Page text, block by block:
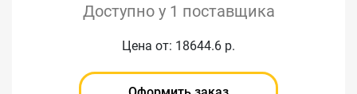
Доступно у 1 поставщика
Цена от: 18644.6 р.